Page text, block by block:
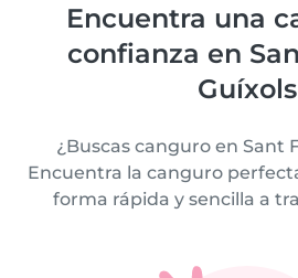
Encuentra una
confianza en
Guíxols
¿Buscas canguro en Sant
Encuentra la canguro
forma rápida y sencilla a